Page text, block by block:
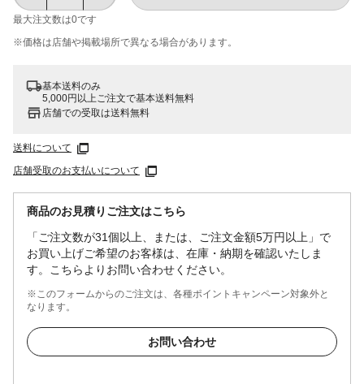
最大注文数は0です
※価格は​店舗や​掲載場所で​異なる​場合が​あります。
基本送料のみ
5,000円以上ご注文で基本送料無料
店舗での受取は送料無料
送料について
店舗受取のお支払いについて
商品のお見積りご注文はこちら
「ご注文数が31個以上、または、ご注文金額5万円以上」で
お買い上げご希望のお客様は、在庫・納期を確認いたしま
す。こちらよりお問い合わせください。
※このフォームからのご注文は、各種ポイントキャンペーン対象外と
なります。
お問い合わせ